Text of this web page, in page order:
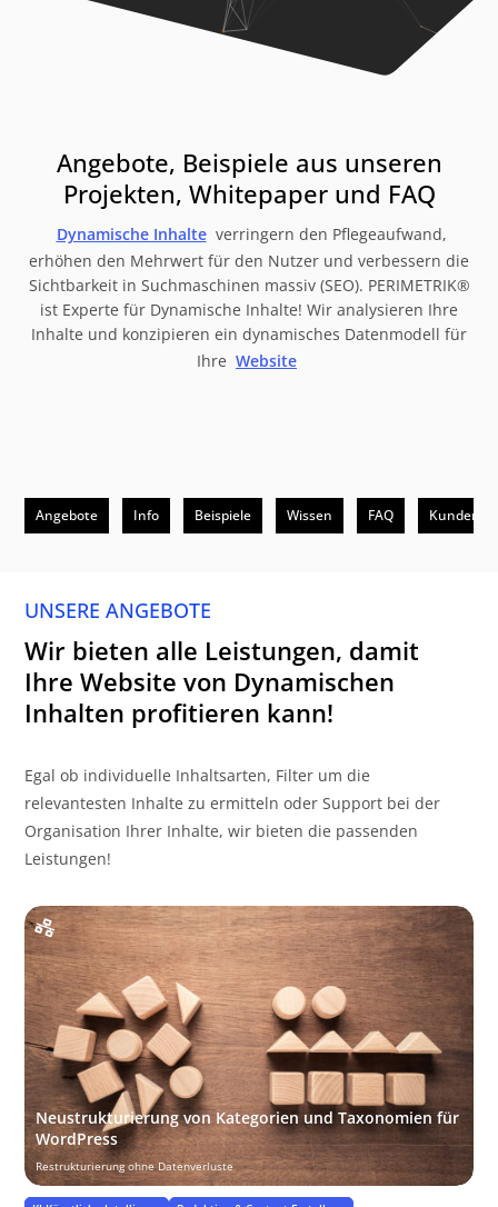
Angebote, Beispiele aus unseren
Projekten, Whitepaper und FAQ
Dynamische Inhalte verringern den Pflegeaufwand,
erhöhen den Mehrwert für den Nutzer und verbessern die
Sichtbarkeit in Suchmaschinen massiv (SEO). PERIMETRIK®
ist Experte für Dynamische Inhalte! Wir analysieren Ihre
Inhalte und konzipieren ein dynamisches Datenmodell für
Ihre Website
Angebote Info Beispiele Wissen FAQ Kunden
UNSERE ANGEBOTE
Wir bieten alle Leistungen, damit
Ihre Website von Dynamischen
Inhalten profitieren kann!
Egal ob individuelle Inhaltsarten, Filter um die
relevantesten Inhalte zu ermitteln oder Support bei der
Organisation Ihrer Inhalte, wir bieten die passenden
Leistungen!
Neustrukturierung von Kategorien und Taxonomien für
WordPress
Restrukturierung ohne Datenverluste